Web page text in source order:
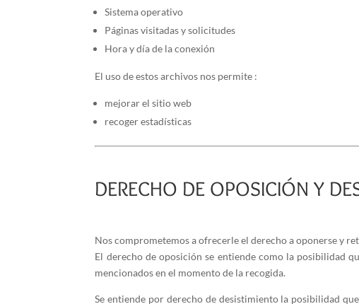
Sistema operativo
Páginas visitadas y solicitudes
Hora y día de la conexión
El uso de estos archivos nos permite :
mejorar el sitio web
recoger estadísticas
DERECHO DE OPOSICIÓN Y
Nos comprometemos a ofrecerle el derecho a oponerse y
El derecho de oposición se entiende como la posibilidad
mencionados en el momento de la recogida.
Se entiende por derecho de desistimiento la posibilidad